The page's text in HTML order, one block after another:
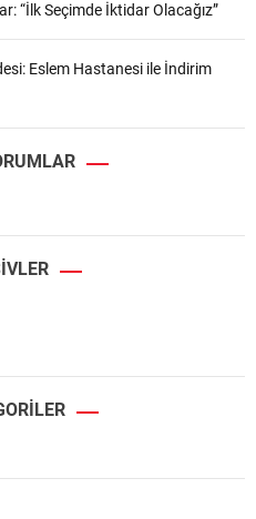
“İlk Seçimde İktidar Olacağız”
Eslem Hastanesi ile İndirim